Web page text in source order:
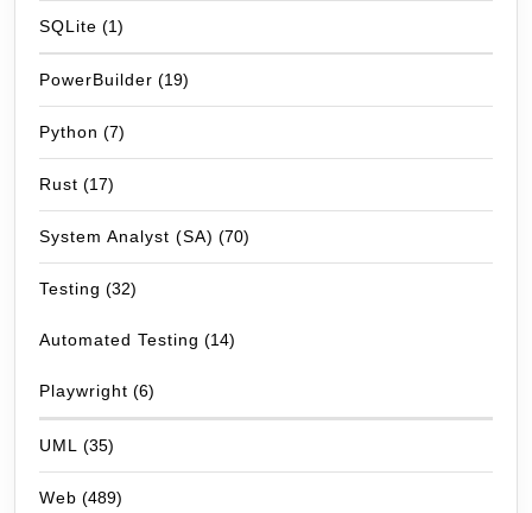
SQLite (1)
PowerBuilder (19)
Python (7)
Rust (17)
System Analyst (SA) (70)
Testing (32)
Automated Testing (14)
Playwright (6)
UML (35)
Web (489)